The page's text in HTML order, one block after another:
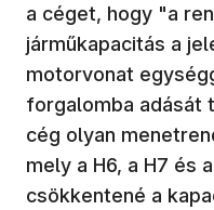
a céget, hogy "a
járműkapacitás a
motorvonat
forgalomba adását
cég olyan
mely a H6, a H7 és
csökkentené a